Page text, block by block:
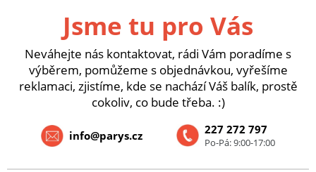
Jsme tu pro Vás
Neváhejte nás kontaktovat, rádi Vám poradíme s
výběrem, pomůžeme s objednávkou, vyřešíme
reklamaci, zjistíme, kde se nachází Váš balík, prostě
cokoliv, co bude třeba. :)
227 272 797
Po-Pá: 9:00-17:00
info@parys.cz